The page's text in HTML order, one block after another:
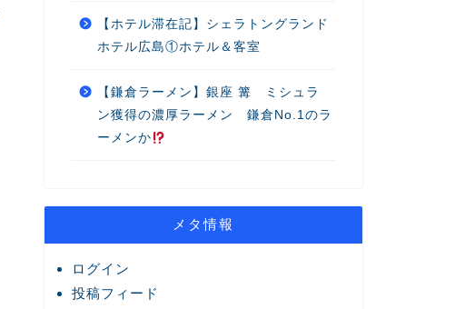
【ホテル滞在記】シェラトングランド
ホテル広島①ホテル＆客室
【鎌倉ラーメン】銀座 篝 ミシュラ
ン獲得の濃厚ラーメン 鎌倉No.1のラ
ーメンか
メタ情報
ログイン
投稿フィード